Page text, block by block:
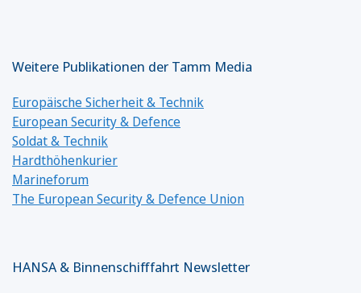
Weitere Publikationen der Tamm Media
Europäische Sicherheit & Technik
European Security & Defence
Soldat & Technik
Hardthöhenkurier
Marineforum
The European Security & Defence Union
HANSA & Binnenschifffahrt Newsletter